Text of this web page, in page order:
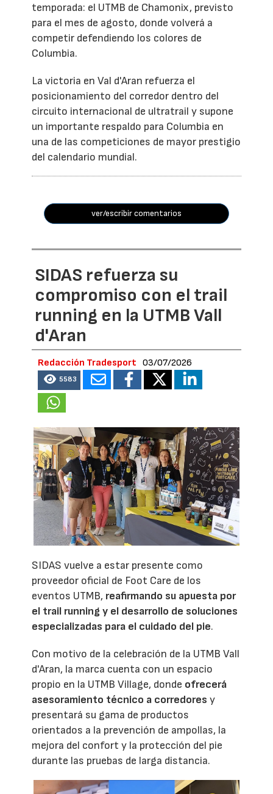
temporada: el UTMB de Chamonix, previsto
para el mes de agosto, donde volverá a
competir defendiendo los colores de
Columbia.
La victoria en Val d'Aran refuerza el
posicionamiento del corredor dentro del
circuito internacional de ultratrail y supone
un importante respaldo para Columbia en
una de las competiciones de mayor prestigio
del calendario mundial.
ver/escribir comentarios
SIDAS refuerza su
compromiso con el trail
running en la UTMB Vall
d'Aran
Redacción Tradesport 03/07/2026
5583
SIDAS vuelve a estar presente como
proveedor oficial de Foot Care de los
eventos UTMB, reafirmando su apuesta por
el trail running y el desarrollo de soluciones
especializadas para el cuidado del pie.
Con motivo de la celebración de la UTMB Vall
d'Aran, la marca cuenta con un espacio
propio en la UTMB Village, donde ofrecerá
asesoramiento técnico a corredores y
presentará su gama de productos
orientados a la prevención de ampollas, la
mejora del confort y la protección del pie
durante las pruebas de larga distancia.